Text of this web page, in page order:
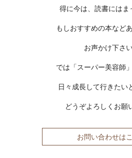
得に今は、読書にはま
もしおすすめの本など
お声かけ下さ
では「スーパー美容師
日々成長して行きたい
どうぞよろしくお願
お問い合わせは